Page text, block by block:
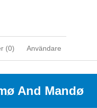
(0) Användare
And Mandø